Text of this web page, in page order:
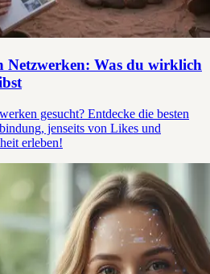
Netzwerken: Was du wirklich
gesucht? Entdecke die besten
jenseits von Likes und
erleben!